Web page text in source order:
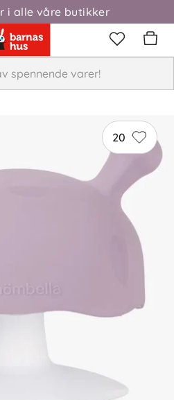
i alle våre butikker
over 1000,-
20
2 måneder siden
da den suger til seg ALT av
seg i huset. Ellers topp
i lekestund.
Bekreftet kjøper
I går
Bekreftet kjøper